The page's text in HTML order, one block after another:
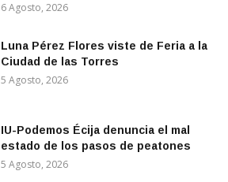
6 Agosto, 2026
Luna Pérez Flores viste de Feria a la
Ciudad de las Torres
5 Agosto, 2026
IU-Podemos Écija denuncia el mal
estado de los pasos de peatones
5 Agosto, 2026